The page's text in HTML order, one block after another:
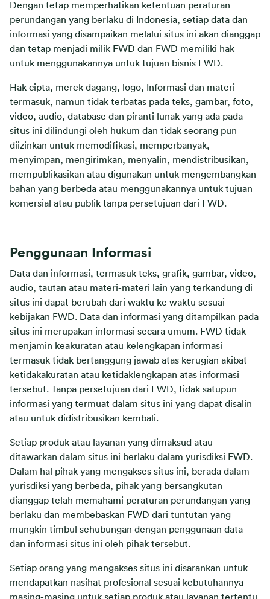
Dengan tetap memperhatikan ketentuan peraturan
perundangan yang berlaku di Indonesia, setiap data dan
informasi yang disampaikan melalui situs ini akan dianggap
dan tetap menjadi milik FWD dan FWD memiliki hak
untuk menggunakannya untuk tujuan bisnis FWD.
Hak cipta, merek dagang, logo, Informasi dan materi
termasuk, namun tidak terbatas pada teks, gambar, foto,
video, audio, database dan piranti lunak yang ada pada
situs ini dilindungi oleh hukum dan tidak seorang pun
diizinkan untuk memodifikasi, memperbanyak,
menyimpan, mengirimkan, menyalin, mendistribusikan,
mempublikasikan atau digunakan untuk mengembangkan
bahan yang berbeda atau menggunakannya untuk tujuan
komersial atau publik tanpa persetujuan dari FWD.
Penggunaan Informasi
Data dan informasi, termasuk teks, grafik, gambar, video,
audio, tautan atau materi-materi lain yang terkandung di
situs ini dapat berubah dari waktu ke waktu sesuai
kebijakan FWD. Data dan informasi yang ditampilkan pada
situs ini merupakan informasi secara umum. FWD tidak
menjamin keakuratan atau kelengkapan informasi
termasuk tidak bertanggung jawab atas kerugian akibat
ketidakakuratan atau ketidaklengkapan atas informasi
tersebut. Tanpa persetujuan dari FWD, tidak satupun
informasi yang termuat dalam situs ini yang dapat disalin
atau untuk didistribusikan kembali.
Setiap produk atau layanan yang dimaksud atau
ditawarkan dalam situs ini berlaku dalam yurisdiksi FWD.
Dalam hal pihak yang mengakses situs ini, berada dalam
yurisdiksi yang berbeda, pihak yang bersangkutan
dianggap telah memahami peraturan perundangan yang
berlaku dan membebaskan FWD dari tuntutan yang
mungkin timbul sehubungan dengan penggunaan data
dan informasi situs ini oleh pihak tersebut.
Setiap orang yang mengakses situs ini disarankan untuk
mendapatkan nasihat profesional sesuai kebutuhannya